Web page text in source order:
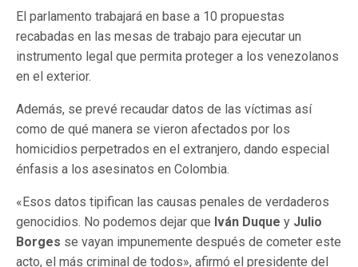
El parlamento trabajará en base a 10 propuestas
recabadas en las mesas de trabajo para ejecutar un
instrumento legal que permita proteger a los venezolanos
en el exterior.
Además, se prevé recaudar datos de las víctimas así
como de qué manera se vieron afectados por los
homicidios perpetrados en el extranjero, dando especial
énfasis a los asesinatos en Colombia.
«Esos datos tipifican las causas penales de verdaderos
genocidios. No podemos dejar que Iván Duque y Julio
Borges se vayan impunemente después de cometer este
acto, el más criminal de todos», afirmó el presidente del